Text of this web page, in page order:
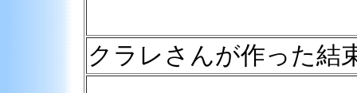
クラレさんが作った結